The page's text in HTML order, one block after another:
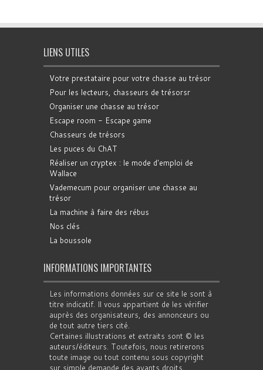
LIENS UTILES
Votre prestataire pour votre chasse au trésor
Pour les lecteurs, chasseurs de trésorsr
Organiser une chasse au trésor
Escape room - Escape game
Chasseurs de trésors
Les puces du ChAT
Réaliser un cryptex : le mode d'emploi de
Wallace
Vademecum pour organiser une chasse au
trésor
La machine à faire des rébus
Nos clés
La boussole
INFORMATIONS IMPORTANTES
Les informations données sur ce site le sont à
titre indicatif. Il vous appartient de les vérifier
auprès des organisateurs, des annonceurs ou
de tout autre tiers cité.
Certaines illustrations et extraits sont © les
auteurs/éditeurs. Toutefois, nous retirerons
toute image ou tout contenu sous copyright
sur simple demande des ayants droits.